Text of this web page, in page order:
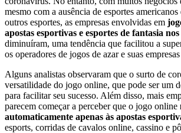
mesmo com a ausência de esportes
outros esportes, as empresas envolvidas em
apostas esportivas e esportes de fantasia
diminuíram, uma tendência que facilitou a
os operadores de jogos de azar e suas
Alguns analistas observaram que o surto de
versatilidade do jogo online, que pode ser um
para facilitar seu sucesso. Além disso, mais
parecem começar a perceber que o jogo online
automaticamente apenas às apostas
esports, corridas de cavalos online, cassino e